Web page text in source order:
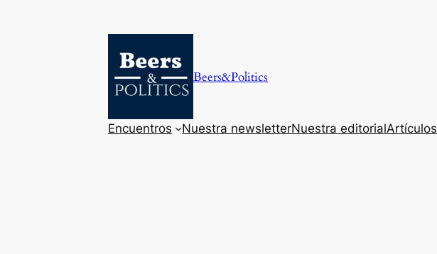
Beers&Politics
Encuentros Nuestra newsletterNuestra editorialArtículos